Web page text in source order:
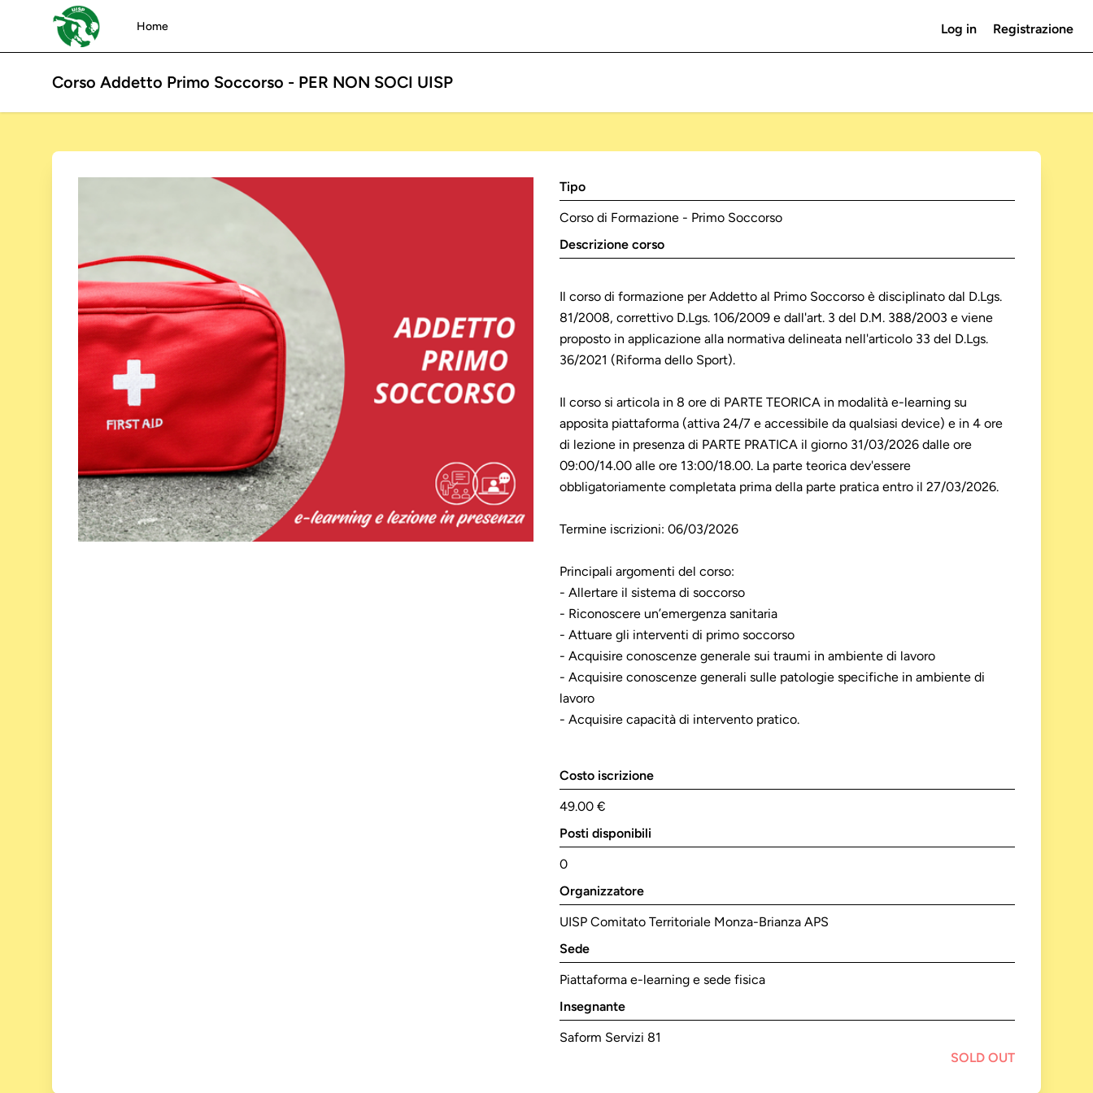
Home Log in Registrazione
Corso Addetto Primo Soccorso - PER NON SOCI UISP
Tipo
Corso di Formazione - Primo Soccorso
Descrizione corso
Il corso di formazione per Addetto al Primo Soccorso è disciplinato dal D.Lgs.
81/2008, correttivo D.Lgs. 106/2009 e dall'art. 3 del D.M. 388/2003 e viene
proposto in applicazione alla normativa delineata nell'articolo 33 del D.Lgs.
36/2021 (Riforma dello Sport).
Il corso si articola in 8 ore di PARTE TEORICA in modalità e-learning su
apposita piattaforma (attiva 24/7 e accessibile da qualsiasi device) e in 4 ore
di lezione in presenza di PARTE PRATICA il giorno 31/03/2026 dalle ore
09:00/14.00 alle ore 13:00/18.00. La parte teorica dev'essere
obbligatoriamente completata prima della parte pratica entro il 27/03/2026.
Termine iscrizioni: 06/03/2026
Principali argomenti del corso:
- Allertare il sistema di soccorso
- Riconoscere un’emergenza sanitaria
- Attuare gli interventi di primo soccorso
- Acquisire conoscenze generale sui traumi in ambiente di lavoro
- Acquisire conoscenze generali sulle patologie specifiche in ambiente di
lavoro
Costo iscrizione
49.00 €
Posti disponibili
0
Organizzatore
UISP Comitato Territoriale Monza-Brianza APS
Sede
Piattaforma e-learning e sede fisica
Insegnante
Saform Servizi 81
SOLD OUT